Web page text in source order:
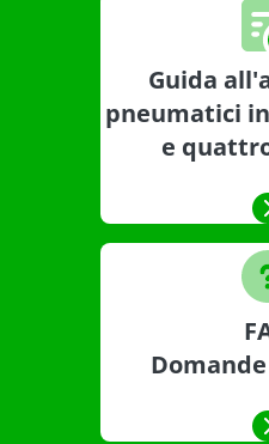
Guida
pneumatici
e